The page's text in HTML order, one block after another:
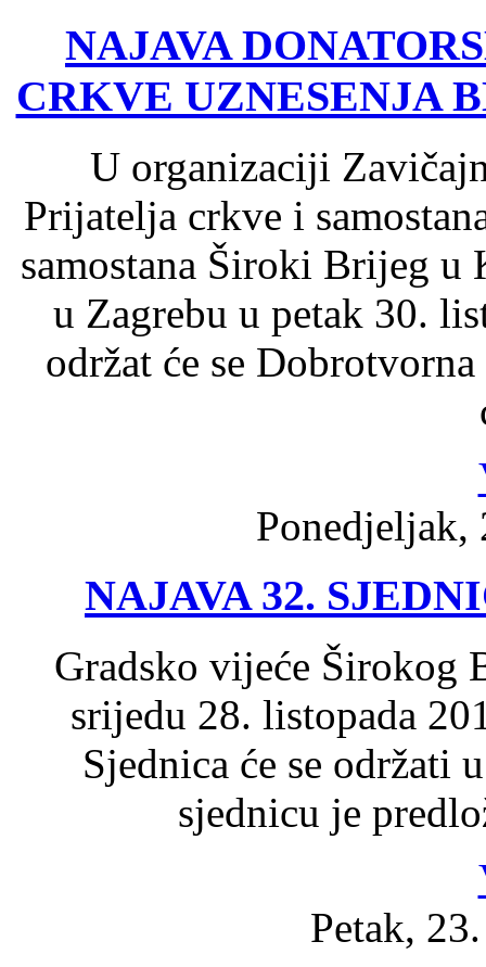
NAJAVA
CRKVE UZNESENJA
U organizaciji
Prijatelja crkve i
samostana Široki Brijeg
u Zagrebu u petak 30.
održat će se
Ponedjeljak,
NAJAVA 32.
Gradsko vijeće Širokog
srijedu 28. listopada
Sjednica će se održati
sjednicu je
Petak,